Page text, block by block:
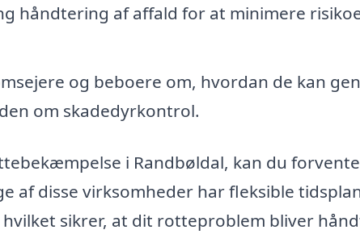
håndtering af affald for at minimere
og beboere om, hvordan de kan
om skadedyrkontrol.
i Randbøldal, kan du
af disse virksomheder har fleksible
sikrer, at dit rotteproblem bliver